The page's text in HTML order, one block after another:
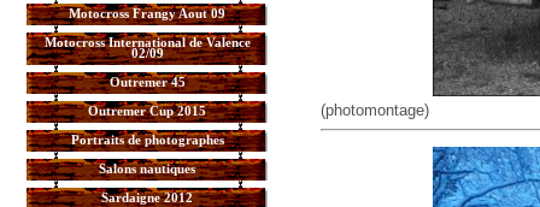
Motocross Frangy Aout 09
Motocross International de Valence
02/09
Outremer 45
Outremer Cup 2015
Portraits de photographes
Salons nautiques
Sardaigne 2012
(photomontage)